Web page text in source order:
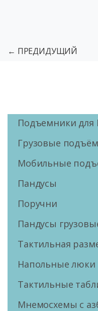
← ПРЕДИДУЩИЙ
Подъемники для
Грузовые
Мобильные
Пандусы
Поручни
Пандусы
Тактильная
Напольные люки
Тактильные
Мнемосхемы с